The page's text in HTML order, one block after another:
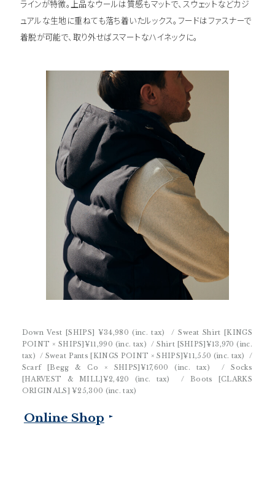
Down Vest [SHIPS] ¥34,980 (inc. tax)
/ Sweat Shirt [KINGS
POINT × SHIPS] ¥11,990 (inc. tax) / Shirt [SHIPS] ¥13,970 (inc.
tax)
/ Sweat Pants [KINGS POINT × SHIPS] ¥11,550 (inc. tax)
/
Scarf [Begg & Co × SHIPS] ¥17,600 (inc. tax)
/ Socks
[HARVEST & MILL] ¥2,420 (inc. tax)
/ Boots [CLARKS
ORIGINALS] ¥25,300 (inc. tax)
Online Shop
ラインが特徴。上品なウールは質感もマットで、スウェットなどカジ
ュアルな生地に重ねても落ち着いたルックス。フードはファスナーで
着脱が可能で、取り外せばスマートなハイネックに。